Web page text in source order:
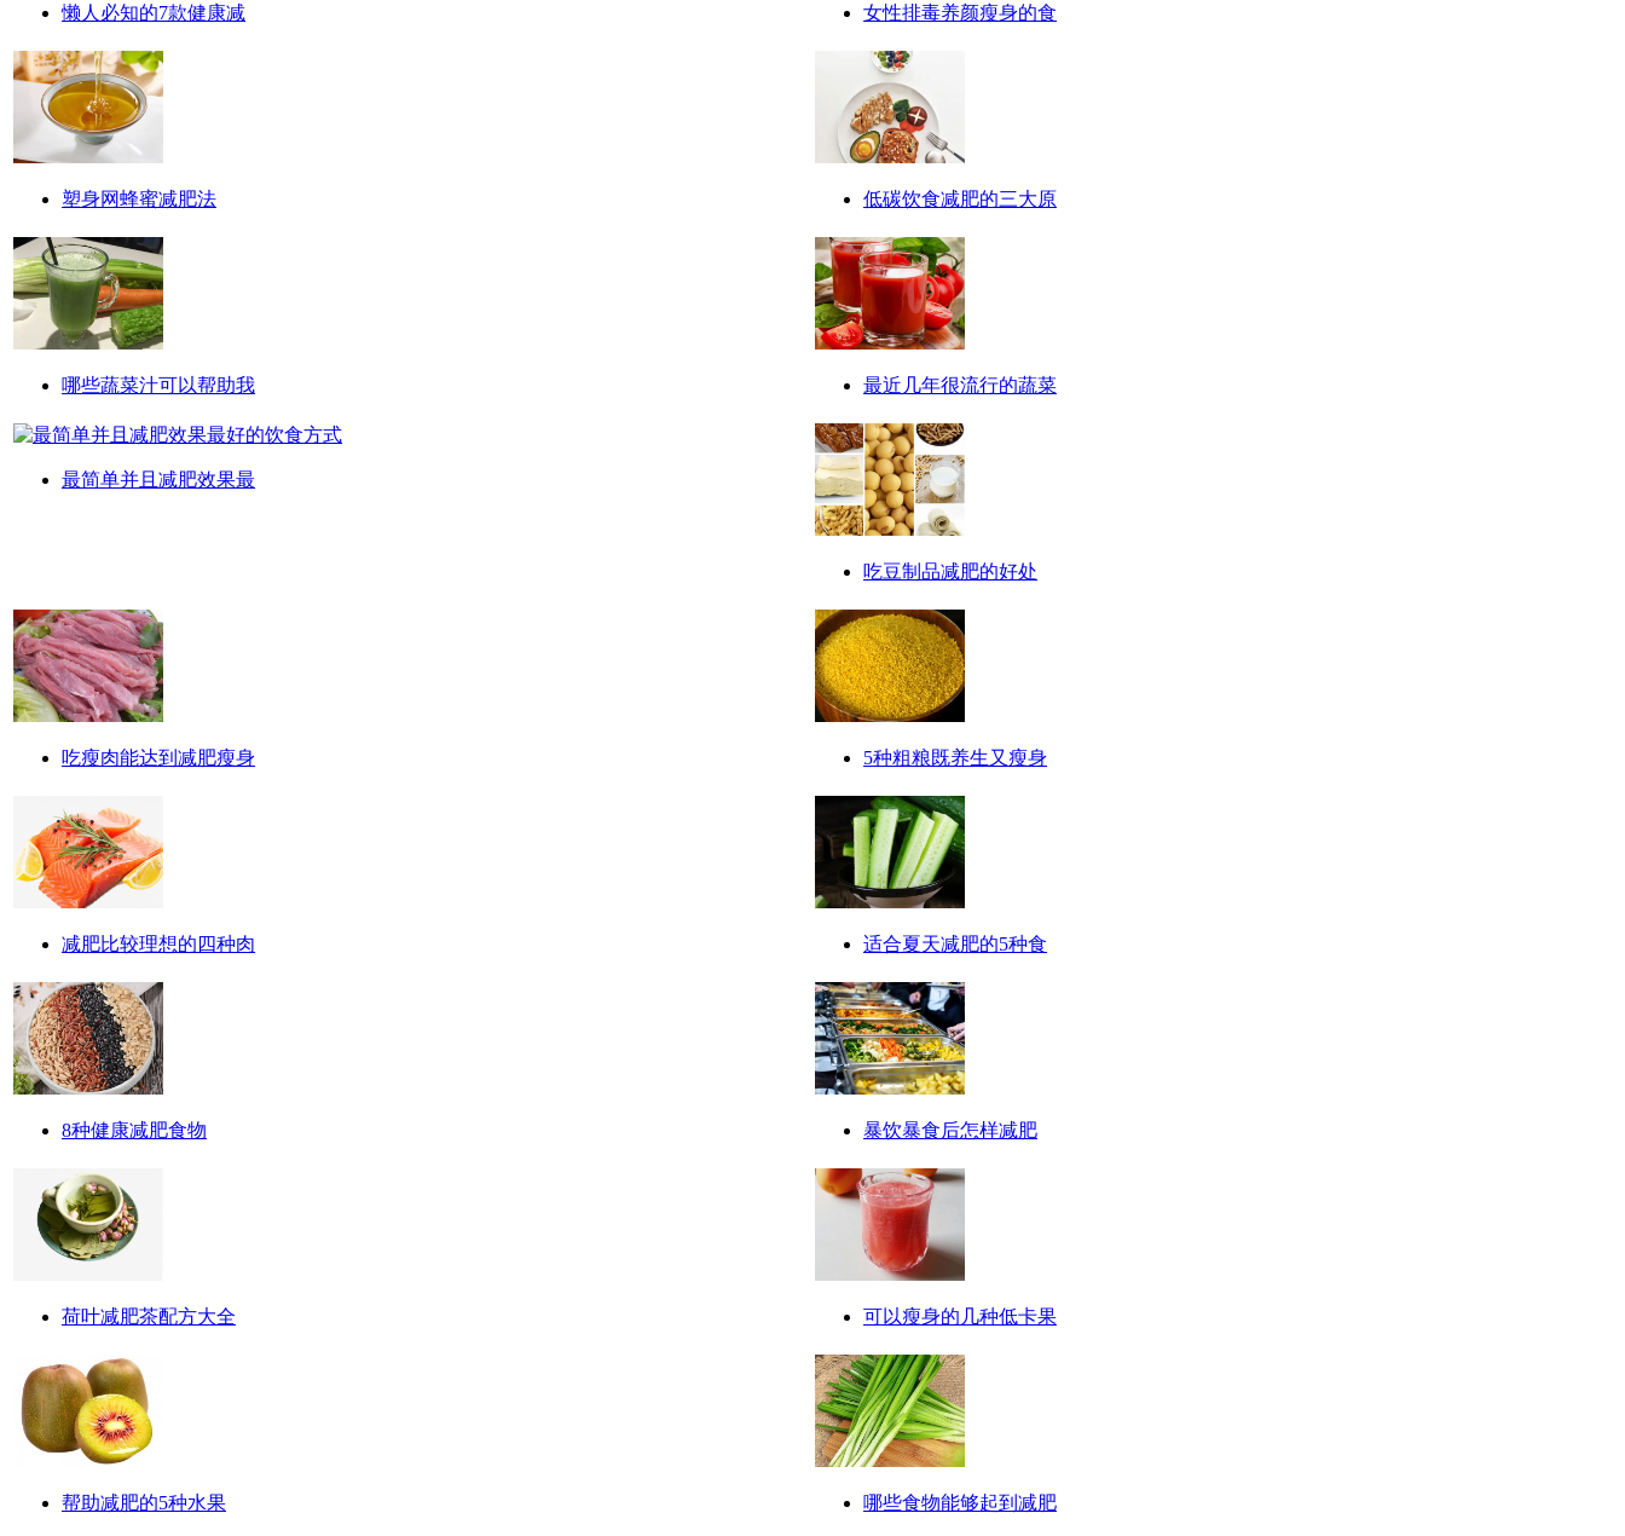
懒人必知的7款健康减 女性排毒养颜瘦身的食
塑身网蜂蜜减肥法 低碳饮食减肥的三大原
哪些蔬菜汁可以帮助我 最近几年很流行的蔬菜
最简单并且减肥效果最
吃豆制品减肥的好处
吃瘦肉能达到减肥瘦身 5种粗粮既养生又瘦身
减肥比较理想的四种肉 适合夏天减肥的5种食
8种健康减肥食物 暴饮暴食后怎样减肥
荷叶减肥茶配方大全 可以瘦身的几种低卡果
帮助减肥的5种水果 哪些食物能够起到减肥